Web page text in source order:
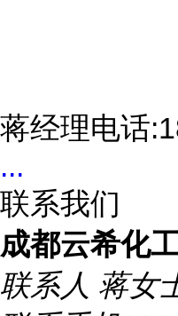
蒋经理电话
...
联系我们
成都云希化
联系人 蒋女